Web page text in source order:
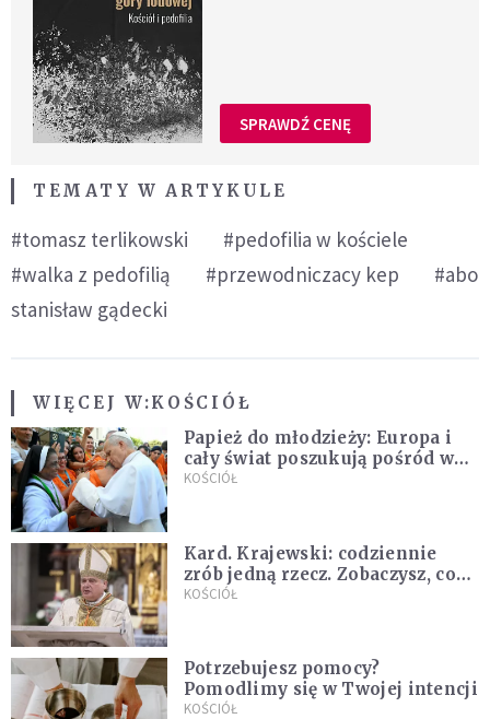
SPRAWDŹ CENĘ
TEMATY W ARTYKULE
#tomasz terlikowski
#pedofilia w kościele
#walka z pedofilią
#przewodniczacy kep
#abo
stanisław gądecki
WIĘCEJ W:KOŚCIÓŁ
Papież do młodzieży: Europa i
cały świat poszukują pośród was
nowych świętych
KOŚCIÓŁ
Kard. Krajewski: codziennie
zrób jedną rzecz. Zobaczysz, co
stanie się z twoim życiem
KOŚCIÓŁ
Potrzebujesz pomocy?
Pomodlimy się w Twojej intencji
KOŚCIÓŁ